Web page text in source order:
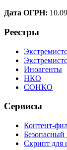
Дата ОГРН:
Реестры
Иноагенты
НКО
СОНКО
Сервисы
Контент-
Безопасный
Скрипт для